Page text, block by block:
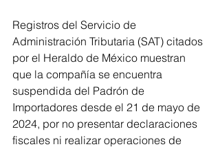
Registros del Servicio de
Administración Tributaria (SAT) citados
por el Heraldo de México muestran
que la compañía se encuentra
suspendida del Padrón de
Importadores desde el 21 de mayo de
2024, por no presentar declaraciones
fiscales ni realizar operaciones de